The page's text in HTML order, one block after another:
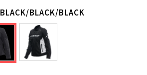
BLACK/BLACK/BLACK